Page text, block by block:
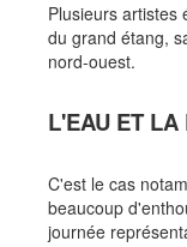
Plusieurs artistes
du grand étang,
nord-ouest.
L'EAU ET LA
C'est le cas
beaucoup
journée